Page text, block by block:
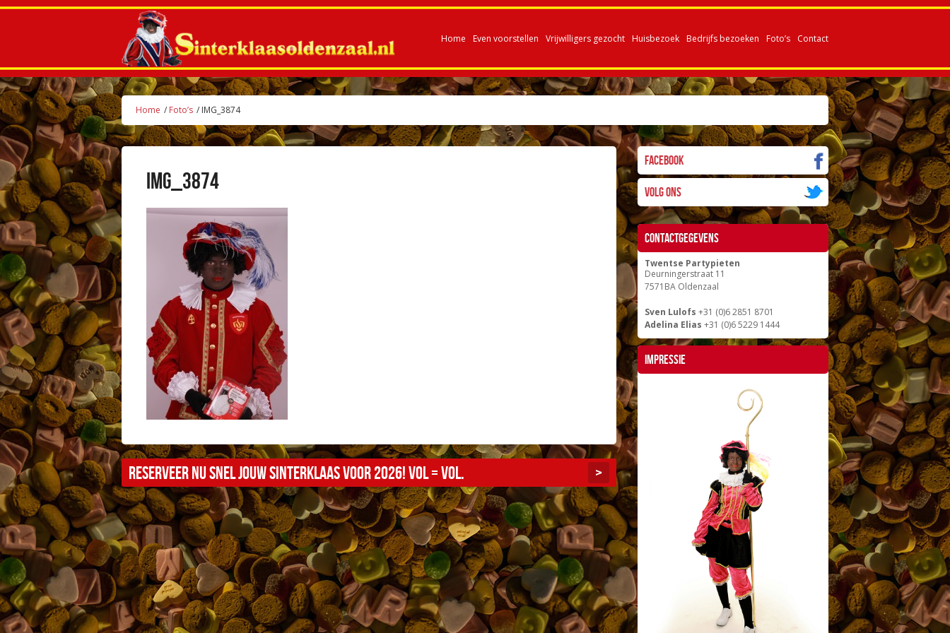
Home Even voorstellen Vrijwilligers gezocht Huisbezoek Bedrijfs bezoeken Foto’s Contact
Home / Foto’s / IMG_3874
IMG_3874
Reserveer nu snel jouw sinterklaas voor 2026! Vol = vol. >
Facebook
Volg ons
Contactgegevens
Twentse Partypieten
Deurningerstraat 11
7571BA Oldenzaal
Sven Lulofs +31 (0)6 2851 8701
Adelina Elias +31 (0)6 5229 1444
Impressie